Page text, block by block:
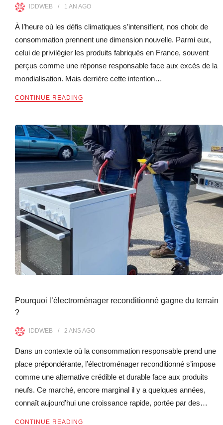
IDDWEB 1 AN AGO
À l’heure où les défis climatiques s’intensifient, nos choix de
consommation prennent une dimension nouvelle. Parmi eux,
celui de privilégier les produits fabriqués en France, souvent
perçus comme une réponse responsable face aux excès de la
mondialisation. Mais derrière cette intention…
CONTINUE READING
Pourquoi l’électroménager reconditionné gagne du terrain
?
IDDWEB 2 ANSAGO
Dans un contexte où la consommation responsable prend une
place prépondérante, l’électroménager reconditionné s’impose
comme une alternative crédible et durable face aux produits
neufs. Ce marché, encore marginal il y a quelques années,
connaît aujourd’hui une croissance rapide, portée par des…
CONTINUE READING